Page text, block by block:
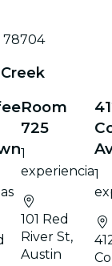
78704
Room
725
1
experiencia
101 Red
River St,
Austin
1